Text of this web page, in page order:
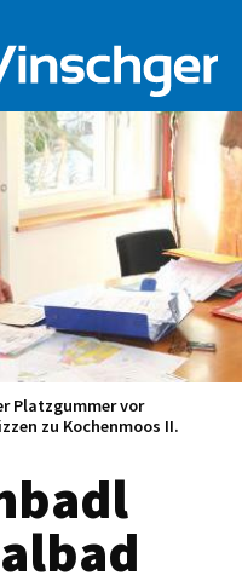
Platzgummer vor
zu Kochenmoos II.